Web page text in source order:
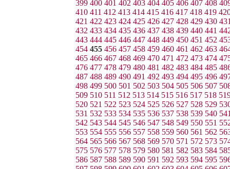
399 400 401 402 403 404 405 406 407 408
410 411 412 413 414 415 416 417 418 419
421 422 423 424 425 426 427 428 429 430
432 433 434 435 436 437 438 439 440 441
443 444 445 446 447 448 449 450 451 452
454 455 456 457 458 459 460 461 462 463
465 466 467 468 469 470 471 472 473 474
476 477 478 479 480 481 482 483 484 485
487 488 489 490 491 492 493 494 495 496
498 499 500 501 502 503 504 505 506 507
509 510 511 512 513 514 515 516 517 518
520 521 522 523 524 525 526 527 528 529
531 532 533 534 535 536 537 538 539 540
542 543 544 545 546 547 548 549 550 551
553 554 555 556 557 558 559 560 561 562
564 565 566 567 568 569 570 571 572 573
575 576 577 578 579 580 581 582 583 584
586 587 588 589 590 591 592 593 594 595